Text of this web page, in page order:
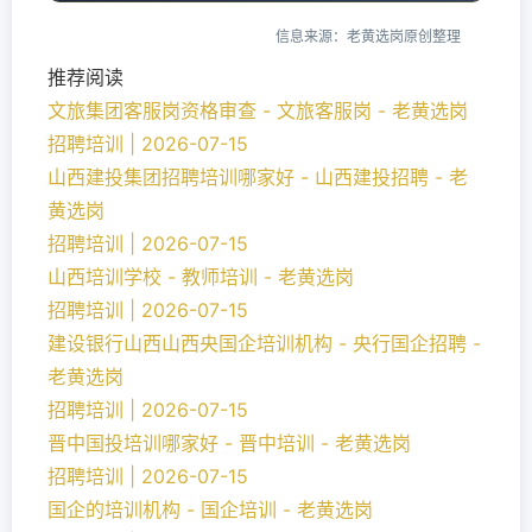
信息来源：老黄选岗原创整理
推荐阅读
文旅集团客服岗资格审查 - 文旅客服岗 - 老黄选岗
招聘培训 | 2026-07-15
山西建投集团招聘培训哪家好 - 山西建投招聘 - 老
黄选岗
招聘培训 | 2026-07-15
山西培训学校 - 教师培训 - 老黄选岗
招聘培训 | 2026-07-15
建设银行山西山西央国企培训机构 - 央行国企招聘 -
老黄选岗
招聘培训 | 2026-07-15
晋中国投培训哪家好 - 晋中培训 - 老黄选岗
招聘培训 | 2026-07-15
国企的培训机构 - 国企培训 - 老黄选岗